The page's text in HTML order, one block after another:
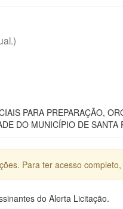
PARA PREPARAÇÃO,
DO MUNICÍPIO DE
Para ter acesso
do Alerta Licitação.